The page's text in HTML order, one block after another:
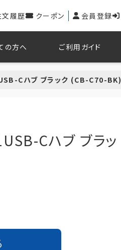
文履歴 クーポン 会員登録
の方へ ご利用ガイド
Cハブ ブラック (CB-C70-BK)
Cハブ ブラッ